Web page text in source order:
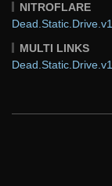
NITROFLARE
MULTI LINKS